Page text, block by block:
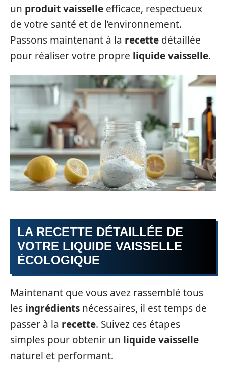
un produit vaisselle efficace, respectueux
de votre santé et de l’environnement.
Passons maintenant à la recette détaillée
pour réaliser votre propre liquide vaisselle.
LA RECETTE DÉTAILLÉE DE
VOTRE LIQUIDE VAISSELLE
ÉCOLOGIQUE
Maintenant que vous avez rassemblé tous
les ingrédients nécessaires, il est temps de
passer à la recette. Suivez ces étapes
simples pour obtenir un liquide vaisselle
naturel et performant.